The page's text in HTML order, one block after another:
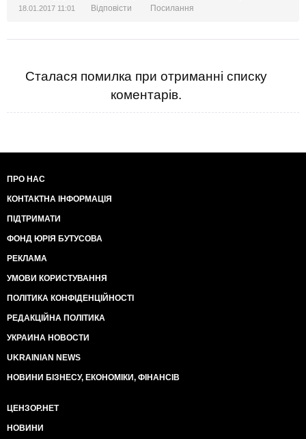
18.01.2017 11:01 Відповісти Посилання
Сталася помилка при отриманні списку
коментарів.
ПРО НАС
КОНТАКТНА ІНФОРМАЦІЯ
ПІДТРИМАТИ
ФОНД ЮРІЯ БУТУСОВА
РЕКЛАМА
УМОВИ КОРИСТУВАННЯ
ПОЛІТИКА КОНФІДЕНЦІЙНОСТІ
РЕДАКЦІЙНА ПОЛІТИКА
УКРАИНА НОВОСТИ
UKRAINIAN NEWS
НОВИНИ БІЗНЕСУ, ЕКОНОМІКИ, ФІНАНСІВ
ЦЕНЗОР.НЕТ
НОВИНИ